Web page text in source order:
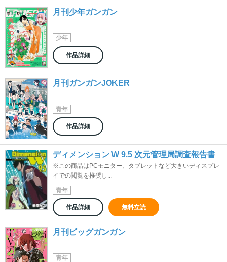
月刊少年ガンガン
少年
作品詳細
月刊ガンガンJOKER
青年
作品詳細
ディメンション W 9.5 次元管理局調査報告書
※この商品はPCモニター、タブレットなど大きいディスプレ
イでの閲覧を推奨し...
青年
作品詳細 無料立読
月刊ビッグガンガン
青年